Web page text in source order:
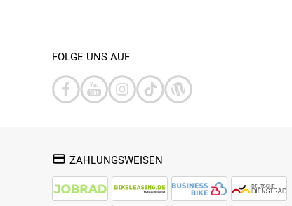
ZAHLUNGSWEISEN
FOLGE UNS AUF